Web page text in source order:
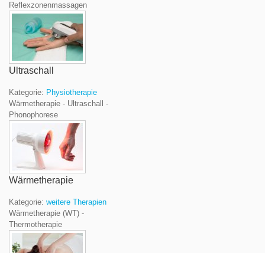
Reflexzonenmassagen
Ultraschall
Kategorie: Physiotherapie
Wärmetherapie - Ultraschall -
Phonophorese
Wärmetherapie
Kategorie: weitere Therapien
Wärmetherapie (WT) -
Thermotherapie